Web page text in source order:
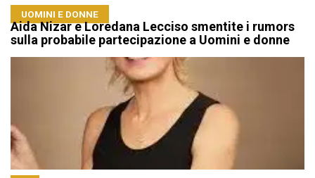
UOMINI E DONNE
Aida Nizar e Loredana Lecciso smentite i rumors
sulla probabile partecipazione a Uomini e donne